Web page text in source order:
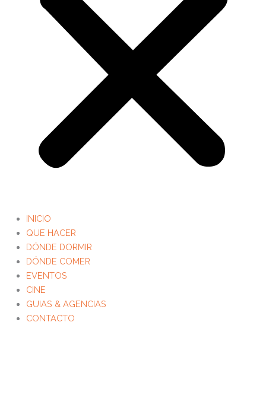
INICIO
QUE HACER
DÓNDE DORMIR
DÓNDE COMER
EVENTOS
CINE
GUIAS & AGENCIAS
CONTACTO